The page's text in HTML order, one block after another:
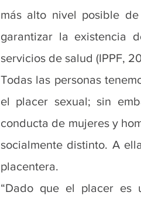
más alto nivel posible
garantizar la existencia
servicios de salud (IPPF,
Todas las personas
el placer sexual; sin
conducta de mujeres y
socialmente distinto. A
placentera.
“Dado que el placer es